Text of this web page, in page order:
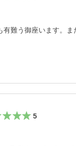
有難う御座います。ま
5